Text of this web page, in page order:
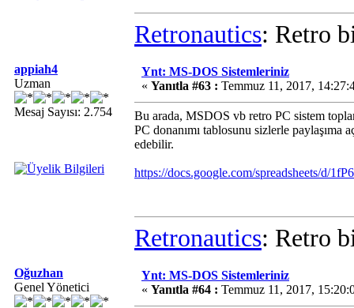
Retronautics: Retro
appiah4
Uzman
Mesaj Sayısı: 2.754
Ynt: MS-DOS Sistemleriniz
« Yanıtla #63 : Temmuz 11, 2017,
Bu arada, MSDOS vb retro PC sistem
PC donanımı tablosunu sizlerle paylaşıma
edebilir.
https://docs.google.com/spreadsheets/d/
Retronautics: Retro
Oğuzhan
Genel Yönetici
Ynt: MS-DOS Sistemleriniz
« Yanıtla #64 : Temmuz 11, 2017,